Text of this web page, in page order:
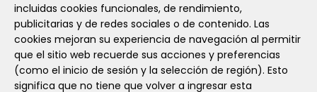
incluidas cookies funcionales, de rendimiento,
publicitarias y de redes sociales o de contenido. Las
cookies mejoran su experiencia de navegación al permitir
que el sitio web recuerde sus acciones y preferencias
(como el inicio de sesión y la selección de región). Esto
significa que no tiene que volver a ingresar esta